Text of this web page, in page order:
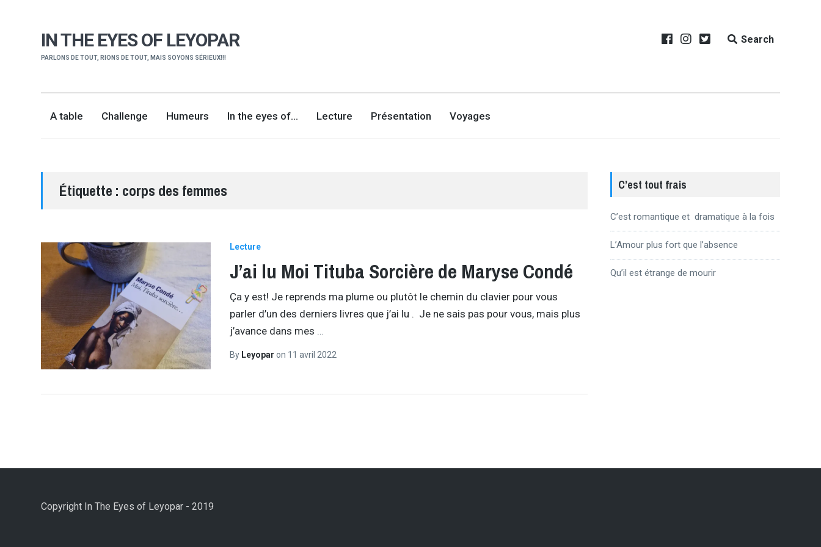
IN THE EYES OF LEYOPAR
PARLONS DE TOUT, RIONS DE TOUT, MAIS SOYONS SÉRIEUX!!!
Search
A table Challenge Humeurs In the eyes of… Lecture Présentation Voyages
Étiquette : corps des femmes
Lecture
J’ai lu Moi Tituba Sorcière de Maryse Condé
Ça y est! Je reprends ma plume ou plutôt le chemin du clavier pour vous
parler d’un des derniers livres que j’ai lu . Je ne sais pas pour vous, mais plus
j’avance dans mes …
By Leyopar on 11 avril 2022
C’est tout frais
C’est romantique et dramatique à la fois
L’Amour plus fort que l’absence
Qu’il est étrange de mourir
Copyright In The Eyes of Leyopar - 2019